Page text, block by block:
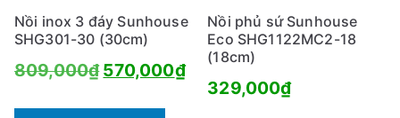
Nồi inox 3 đáy Sunhouse
SHG301-30 (30cm)
809,000₫Giá
570,000₫Giá
hiện
Nồi phủ sứ Sunhouse
Eco SHG1122MC2-18
(18cm)
329,000₫